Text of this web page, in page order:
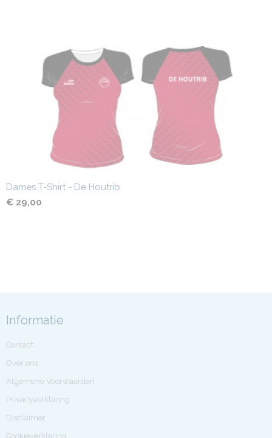
Dames T-Shirt - De Houtrib
€ 29,00
Informatie
Contact
Over ons
Algemene Voorwaarden
Privacyverklaring
Disclaimer
Cookieverklaring